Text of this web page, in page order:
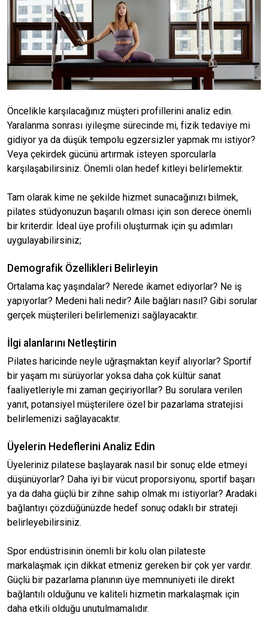
Öncelikle karşılacağınız müşteri profillerini analiz edin.
Yaralanma sonrası iyileşme sürecinde mi, fizik tedaviye mi
gidiyor ya da düşük tempolu egzersizler yapmak mı istiyor?
Veya çekirdek gücünü artırmak isteyen sporcularla
karşılaşabilirsiniz. Önemli olan hedef kitleyi belirlemektir.
Tam olarak kime ne şekilde hizmet sunacağınızı bilmek,
pilates stüdyonuzun başarılı olması için son derece önemli
bir kriterdir. İdeal üye profili oluşturmak için şu adımları
uygulayabilirsiniz;
Demografik Özellikleri Belirleyin
Ortalama kaç yaşındalar? Nerede ikamet ediyorlar? Ne iş
yapıyorlar? Medeni hali nedir? Aile bağları nasıl? Gibi sorular
gerçek müşterileri belirlemenizi sağlayacaktır.
İlgi alanlarını Netleştirin
Pilates haricinde neyle uğraşmaktan keyif alıyorlar? Sportif
bir yaşam mı sürüyorlar yoksa daha çok kültür sanat
faaliyetleriyle mi zaman geçiriyorllar? Bu sorulara verilen
yanıt, potansiyel müşterilere özel bir pazarlama stratejisi
belirlemenizi sağlayacaktır.
Üyelerin Hedeflerini Analiz Edin
Üyeleriniz pilatese başlayarak nasıl bir sonuç elde etmeyi
düşünüyorlar? Daha iyi bir vücut proporsiyonu, sportif başarı
ya da daha güçlü bir zihne sahip olmak mı istiyorlar? Aradaki
bağlantıyı çözdüğünüzde hedef sonuç odaklı bir strateji
belirleyebilirsiniz.
Spor endüstrisinin önemli bir kolu olan pilateste
markalaşmak için dikkat etmeniz gereken bir çok yer vardır.
Güçlü bir pazarlama planının üye memnuniyeti ile direkt
bağlantılı olduğunu ve kaliteli hizmetin markalaşmak için
daha etkili olduğu unutulmamalıdır.